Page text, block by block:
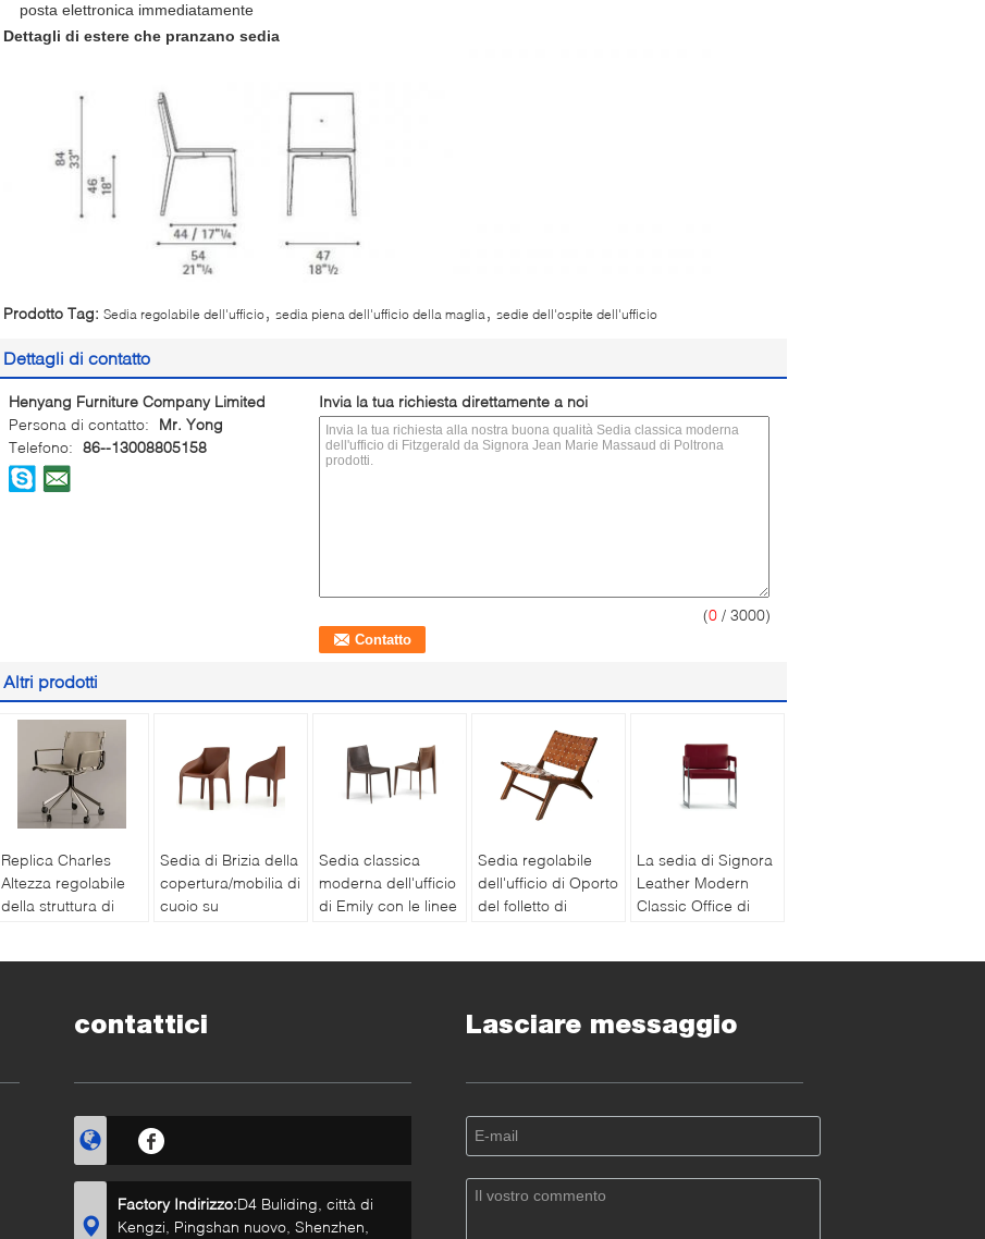
posta elettronica immediatamente
Dettagli di estere che pranzano sedia
Prodotto Tag: Sedia regolabile dell'ufficio, sedia piena dell'ufficio della maglia, sedie dell'ospite dell'ufficio
Dettagli di contatto
Henyang Furniture Company Limited
Persona di contatto:
Mr. Yong
Telefono: 86--13008805158
Invia la tua richiesta direttamente a noi
(0 / 3000)
Altri prodotti
Replica Charles
Altezza regolabile
della struttura di
Sedia di Brizia della
copertura/mobilia di
cuoio su
Sedia classica
moderna dell'ufficio
di Emily con le linee
Sedia regolabile
dell'ufficio di Oporto
del folletto di
La sedia di Signora
Leather Modern
Classic Office di
contattici
Factory Indirizzo:D4 Buliding, città di
Kengzi, Pingshan nuovo, Shenzhen,
Lasciare messaggio